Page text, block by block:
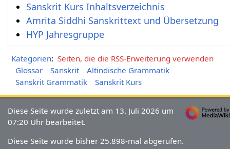
Sanskrit Kurs Inhaltsverzeichnis
Amrita Siddhi Sanskrittext und Übersetzung
HYP Jahresgruppe
Kategorien: Seiten, die die RSS-Erweiterung verwenden
Glossar
Sanskrit
Altindische Grammatik
Sanskrit Grammatik
Sanskrit Kurs
Diese Seite wurde zuletzt am 13. Juli 2026 um
07:20 Uhr bearbeitet.
Diese Seite wurde bisher 25.898-mal abgerufen.